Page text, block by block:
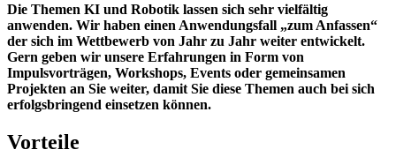
Die Themen KI und Robotik lassen sich sehr vielfältig
anwenden. Wir haben einen Anwendungsfall „zum Anfassen“
der sich im Wettbewerb von Jahr zu Jahr weiter entwickelt.
Gern geben wir unsere Erfahrungen in Form von
Impulsvorträgen, Workshops, Events oder gemeinsamen
Projekten an Sie weiter, damit Sie diese Themen auch bei sich
erfolgsbringend einsetzen können.
Vorteile